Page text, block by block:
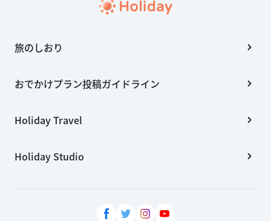
旅のしおり
おでかけプラン投稿ガイドライン
Holiday Travel
Holiday Studio